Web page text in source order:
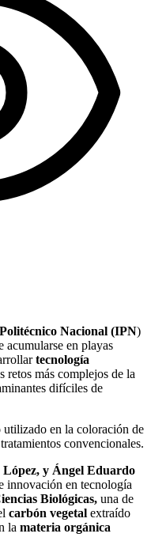
Nacional (IPN)
en playas
tecnología
retos más complejos de la
difíciles de
utilizado en la coloración de
convencionales.
y Ángel Eduardo
innovación en tecnología
Biológicas, una de
carbón vegetal extraído
la materia orgánica